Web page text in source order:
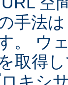
手法は
。 ウ
取得
キシ